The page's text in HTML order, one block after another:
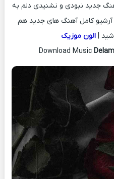
جدید نبودی و نشنیدی دلم به
کامل آهنگ های جدید هم
| الون موزیک
Download Music